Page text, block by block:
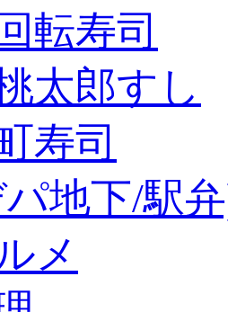
転寿司
太郎すし
寿司
地下/駅
メ